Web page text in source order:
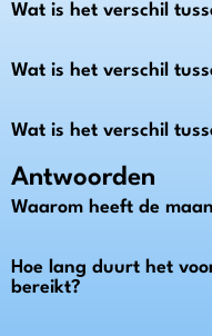
Wat is het verschil
Wat is het verschil
Wat is het verschil
Antwoorden
Waarom heeft de
Hoe lang duurt het
bereikt?